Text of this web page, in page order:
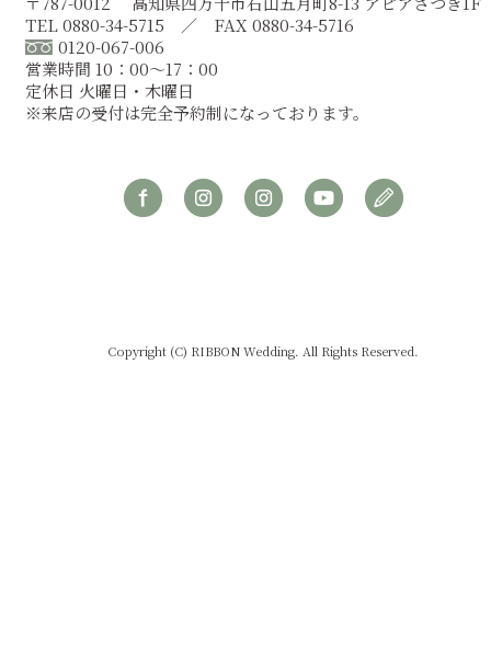
TEL 0880-34-5715 ／ FAX 0880-34-5716
0120-067-006
営業時間 10：00～17：00
定休日 火曜日・木曜日
※来店の受付は完全予約制になっております。
Copyright (C) RIBBON Wedding. All Rights Reserved.